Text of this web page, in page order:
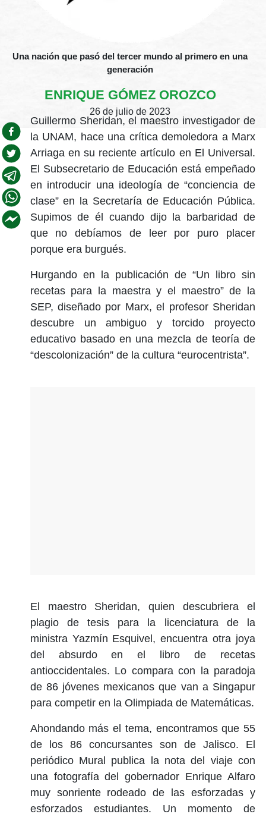
Una nación que pasó del tercer mundo al primero en una
generación
ENRIQUE GÓMEZ OROZCO
26 de julio de 2023
Guillermo Sheridan, el maestro investigador de
la UNAM, hace una crítica demoledora a Marx
Arriaga en su reciente artículo en El Universal.
El Subsecretario de Educación está empeñado
en introducir una ideología de “conciencia de
clase” en la Secretaría de Educación Pública.
Supimos de él cuando dijo la barbaridad de
que no debíamos de leer por puro placer
porque era burgués.
Hurgando en la publicación de “Un libro sin
recetas para la maestra y el maestro” de la
SEP, diseñado por Marx, el profesor Sheridan
descubre un ambiguo y torcido proyecto
educativo basado en una mezcla de teoría de
“descolonización” de la cultura “eurocentrista”.
El maestro Sheridan, quien descubriera el
plagio de tesis para la licenciatura de la
ministra Yazmín Esquivel, encuentra otra joya
del absurdo en el libro de recetas
antioccidentales. Lo compara con la paradoja
de 86 jóvenes mexicanos que van a Singapur
para competir en la Olimpiada de Matemáticas.
Ahondando más el tema, encontramos que 55
de los 86 concursantes son de Jalisco. El
periódico Mural publica la nota del viaje con
una fotografía del gobernador Enrique Alfaro
muy sonriente rodeado de las esforzadas y
esforzados estudiantes. Un momento de